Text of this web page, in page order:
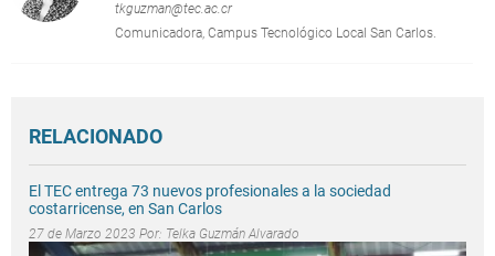
tkguzman@tec.ac.cr
Comunicadora, Campus Tecnológico Local San Carlos.
RELACIONADO
El TEC entrega 73 nuevos profesionales a la sociedad
costarricense, en San Carlos
27 de Marzo 2023 Por: Telka Guzmán Alvarado